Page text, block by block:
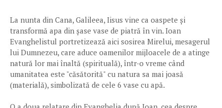
La nunta din Cana, Galileea, Iisus vine ca oaspete și
transformă apa din șase vase de piatră în vin. Ioan
Evanghelistul portretizează aici sosirea Mirelui, mesagerul
lui Dumnezeu, care aduce oamenilor mijloacele de a atinge
natură lor mai înaltă (spirituală), într-o vreme când
umanitatea este "căsătorită" cu natura sa mai joasă
(materială), simbolizată de cele 6 vase cu apă.